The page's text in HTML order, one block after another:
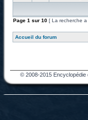
Page 1 sur 10 [ La recherche
Accueil du forum
© 2008-2015 Encyclopédie